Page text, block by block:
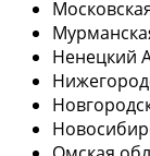
Ненецкий